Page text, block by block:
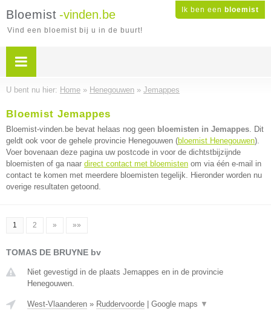
Ik ben een bloemist
Bloemist -vinden.be
Vind een bloemist bij u in de buurt!
U bent nu hier: Home » Henegouwen » Jemappes
Bloemist Jemappes
Bloemist-vinden.be bevat helaas nog geen bloemisten in Jemappes. Dit
geldt ook voor de gehele provincie Henegouwen (bloemist Henegouwen).
Voer bovenaan deze pagina uw postcode in voor de dichtstbijzijnde
bloemisten of ga naar direct contact met bloemisten om via één e-mail in
contact te komen met meerdere bloemisten tegelijk. Hieronder worden nu
overige resultaten getoond.
1 2 » »»
TOMAS DE BRUYNE bv
Niet gevestigd in de plaats Jemappes en in de provincie
Henegouwen.
West-Vlaanderen » Ruddervoorde Google maps ▼